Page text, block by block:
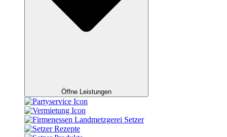
Öffne Leistungen